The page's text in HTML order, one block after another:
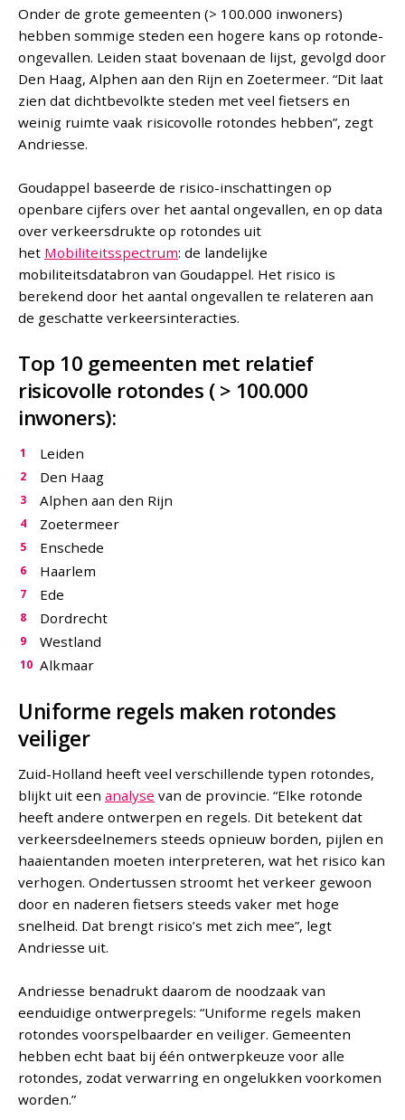
Onder de grote gemeenten (> 100.000 inwoners)
hebben sommige steden een hogere kans op rotonde-
ongevallen. Leiden staat bovenaan de lijst, gevolgd door
Den Haag, Alphen aan den Rijn en Zoetermeer. “Dit laat
zien dat dichtbevolkte steden met veel fietsers en
weinig ruimte vaak risicovolle rotondes hebben”, zegt
Andriesse.
Goudappel baseerde de risico-inschattingen op
openbare cijfers over het aantal ongevallen, en op data
over verkeersdrukte op rotondes uit
het Mobiliteitsspectrum: de landelijke
mobiliteitsdatabron van Goudappel. Het risico is
berekend door het aantal ongevallen te relateren aan
de geschatte verkeersinteracties.
Top 10 gemeenten met relatief
risicovolle rotondes ( > 100.000
inwoners):
Leiden
Den Haag
Alphen aan den Rijn
Zoetermeer
Enschede
Haarlem
Ede
Dordrecht
Westland
Alkmaar
Uniforme regels maken rotondes
veiliger
Zuid-Holland heeft veel verschillende typen rotondes,
blijkt uit eenanalyse van de provincie. “Elke rotonde
heeft andere ontwerpen en regels. Dit betekent dat
verkeersdeelnemers steeds opnieuw borden, pijlen en
haaientanden moeten interpreteren, wat het risico kan
verhogen. Ondertussen stroomt het verkeer gewoon
door en naderen fietsers steeds vaker met hoge
snelheid. Dat brengt risico’s met zich mee”, legt
Andriesse uit.
Andriesse benadrukt daarom de noodzaak van
eenduidige ontwerpregels: “Uniforme regels maken
rotondes voorspelbaarder en veiliger. Gemeenten
hebben echt baat bij één ontwerpkeuze voor alle
rotondes, zodat verwarring en ongelukken voorkomen
worden.”